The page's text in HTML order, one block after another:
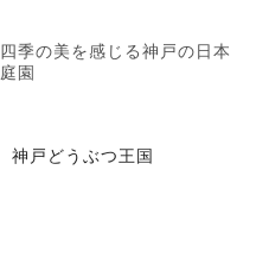
四季の美を感じる神戸の日本
庭園
神戸どうぶつ王国